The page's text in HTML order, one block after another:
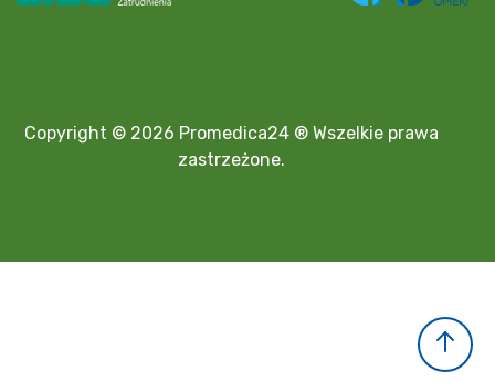
Copyright © 2026 Promedica24 ® Wszelkie prawa
zastrzeżone.